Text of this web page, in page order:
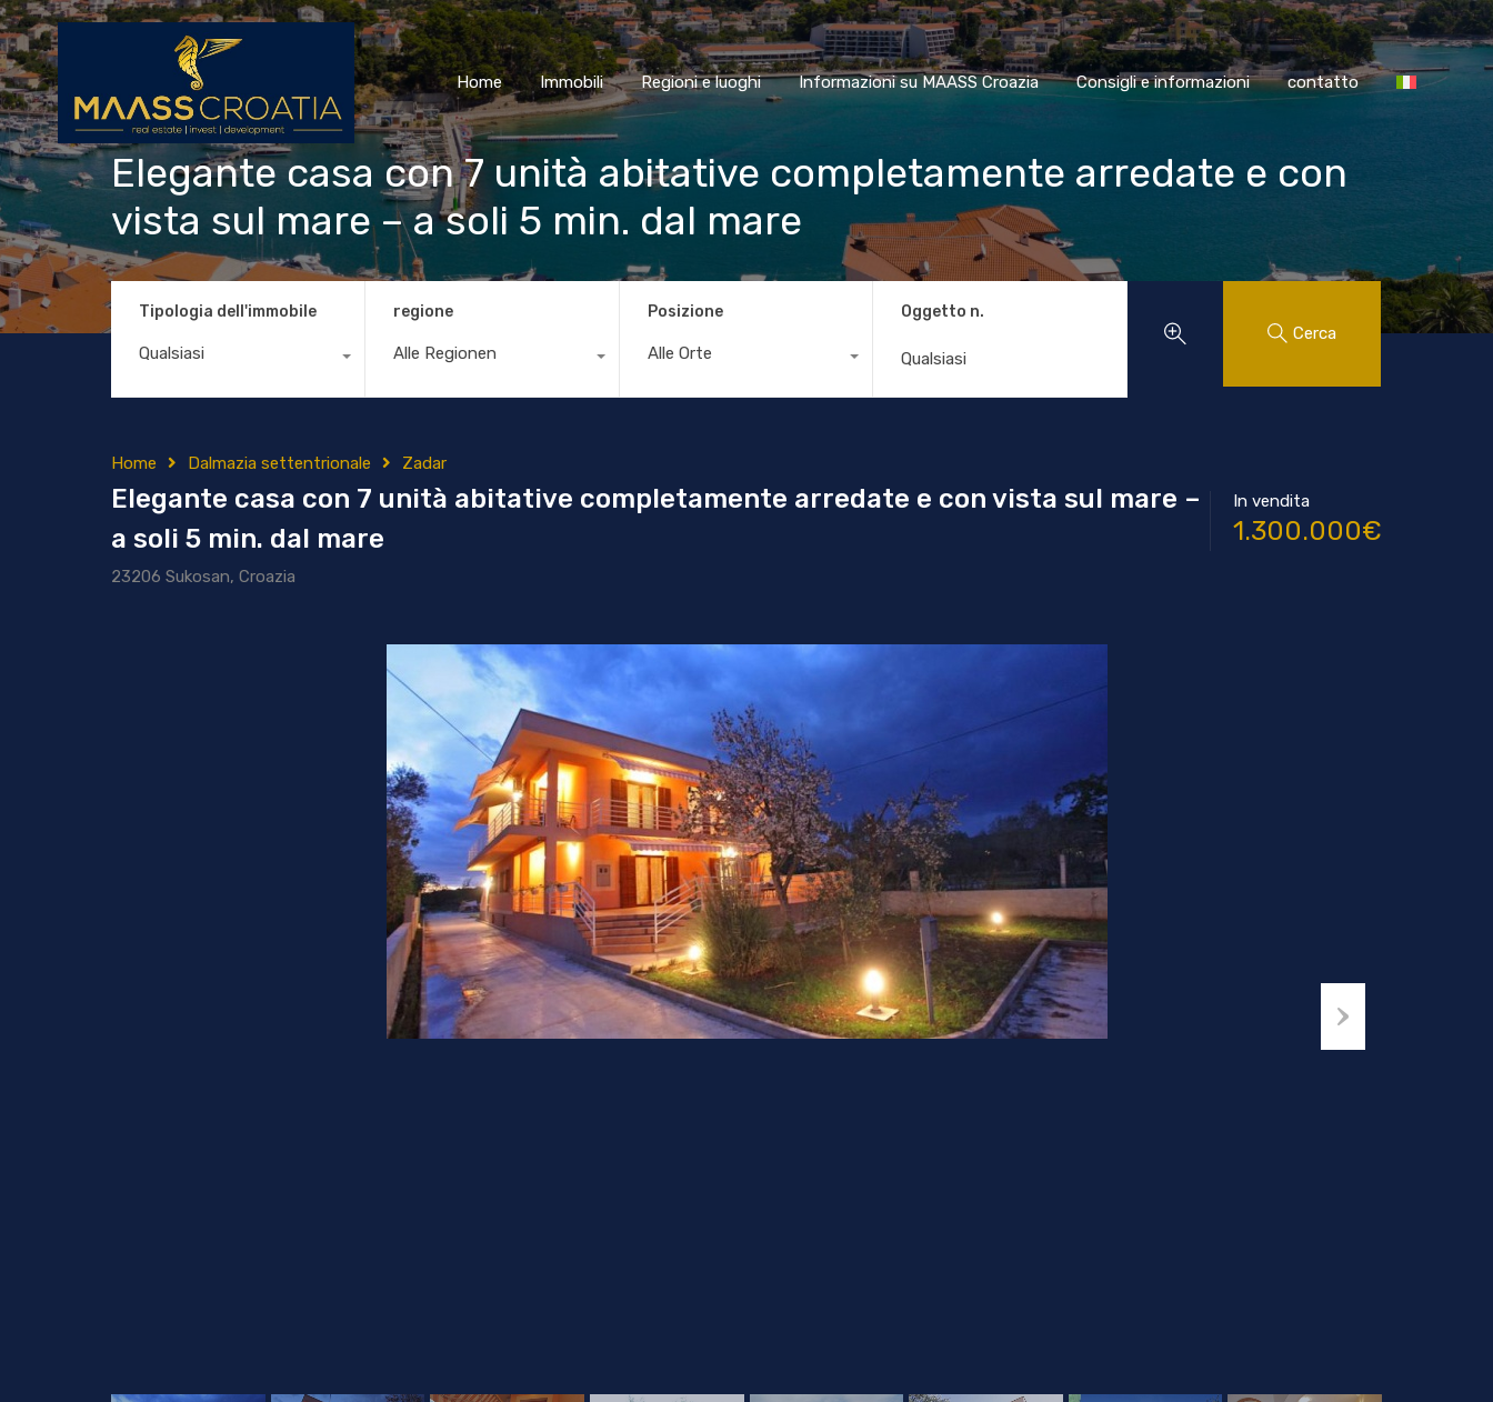
Home Immobili Regioni e luoghi Informazioni su MAASS Croazia Consigli e informazioni contatto
Home Immobili Regioni e luoghi Informazioni su MAASS Croazia Consigli e informazioni contatto
Elegante casa con 7 unità abitative completamente arredate e con
vista sul mare – a soli 5 min. dal mare
Tipologia dell'immobile
Qualsiasi
regione
Alle Regionen
Posizione
Alle Orte
Oggetto n.
Cerca
Home Dalmazia settentrionale Zadar
Elegante casa con 7 unità abitative completamente arredate e con vista sul mare –
a soli 5 min. dal mare
23206 Sukosan, Croazia
In vendita
1.300.000€